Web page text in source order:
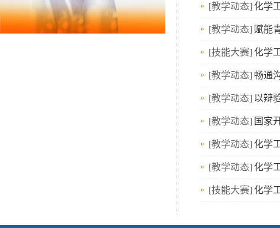
[教学动态] 化学
[教学动态] 赋能
[技能大赛] 化学
[教学动态] 畅通
[教学动态] 以辩
[教学动态] 国家
[教学动态] 化学
[教学动态] 化学
[技能大赛] 化学